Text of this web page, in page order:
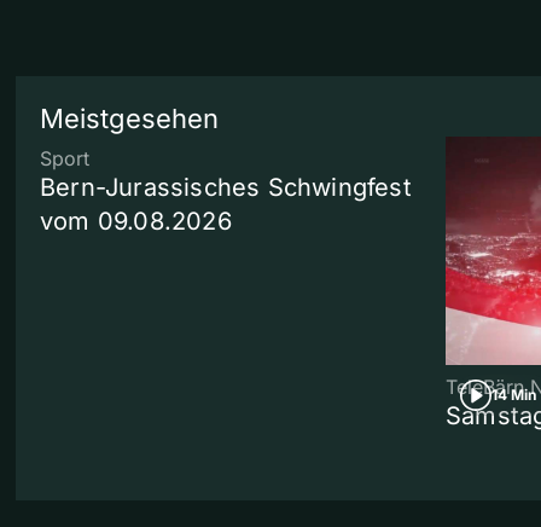
Meistgesehen
Sport
Bern-Jurassisches Schwingfest
vom 09.08.2026
14 Min
TeleBärn